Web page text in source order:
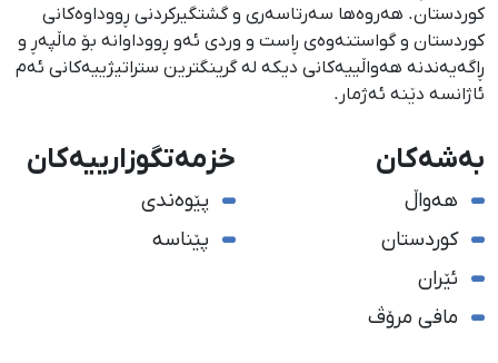
كوردستان. هەروەها سەرتاسەری و گشتگیركردنی ڕووداوەكانی
كوردستان و گواستنەوەی ڕاست و وردی ئەو ڕووداوانە بۆ ماڵپەڕ و
ڕاگەیەندنە هەواڵییەكانی دیكە لە گرینگترین ستراتیژییەكانی ئەم
ئاژانسە دێنە ئەژمار.
بەشەکان
هەواڵ
کوردستان
ئێران
مافی مرۆڤ
خزمەتگوزارییەکان
پێوەندی
پێناسە